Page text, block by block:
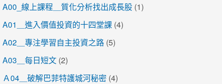
A00_線上課程＿質化分析找出成長股 (1)
A01＿進入價值投資的十四堂課 (4)
A02＿專注學習自主投資之路 (5)
A03＿每日短文 (2)
Ａ04＿破解巴菲特護城河秘密 (4)